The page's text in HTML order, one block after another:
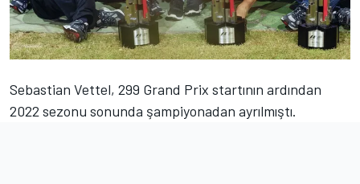
Sebastian Vettel, 299 Grand Prix startının ardından
2022 sezonu sonunda şampiyonadan ayrılmıştı.